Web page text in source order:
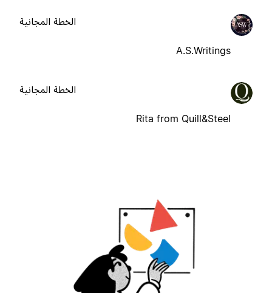
A.S.Writings
الخطة المجانية
Rita from Quill&Steel
الخطة المجانية